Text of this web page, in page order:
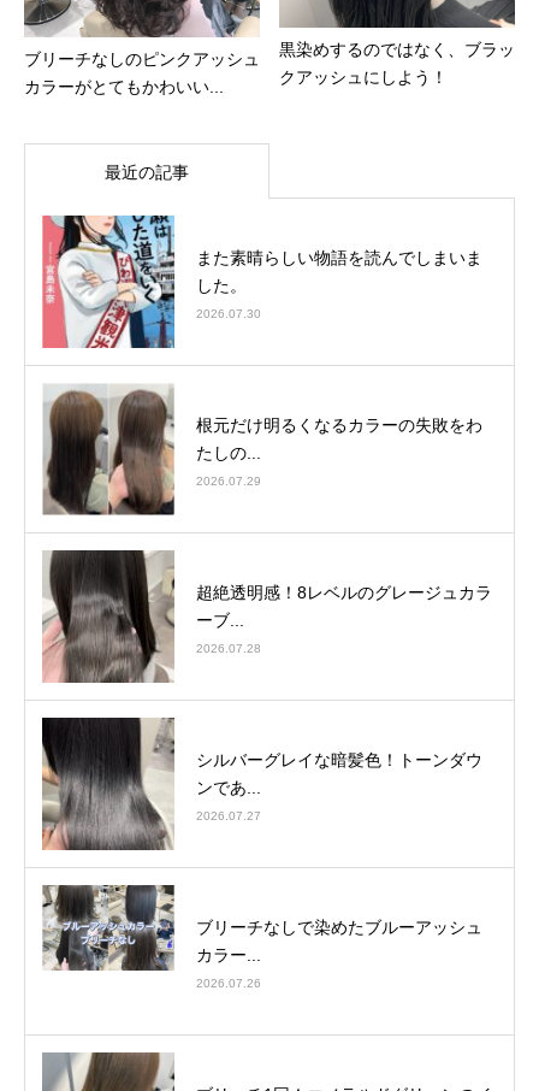
ブリーチなしのピンクアッシュ
カラーがとてもかわいい...
黒染めするのではなく、ブラッ
クアッシュにしよう！
最近の記事
また素晴らしい物語を読んでしまいま
した。
2026.07.30
根元だけ明るくなるカラーの失敗をわ
たしの...
2026.07.29
超絶透明感！8レベルのグレージュカラ
ーブ...
2026.07.28
シルバーグレイな暗髪色！トーンダウ
ンであ...
2026.07.27
ブリーチなしで染めたブルーアッシュ
カラー...
2026.07.26